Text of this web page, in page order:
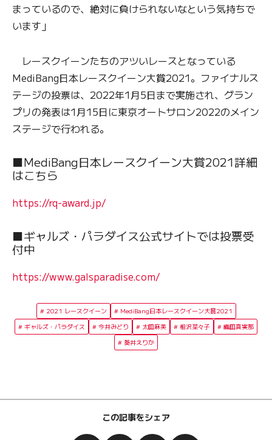
まっているので、絶対に負けられないなという気持ちで
います」
レースクイーンたちのアツいレースとなっている
MediBang日本レースクイーン大賞2021。ファイナルス
テージの投票は、2022年1月5日まで実施され、グラン
プリの発表は1月15日に東京オートサロン2022のメイン
ステージで行われる。
■MediBang日本レースクイーン大賞2021詳細
はこちら
https://rq-award.jp/
■ギャルズ・パラダイス公式サイトでは投票受
付中
https://www.galsparadise.com/
2021 レースクイーン
MediBang日本レースクイーン大賞2021
ギャルズ・パラダイス
今井みどり 太田麻美 相沢菜々子
織田真実那
葵井えりか
この記事をシェア